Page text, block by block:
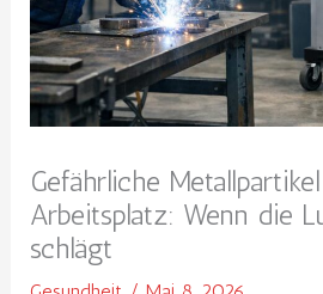
Gefährliche
Arbeitsplatz: Wenn die
schlägt